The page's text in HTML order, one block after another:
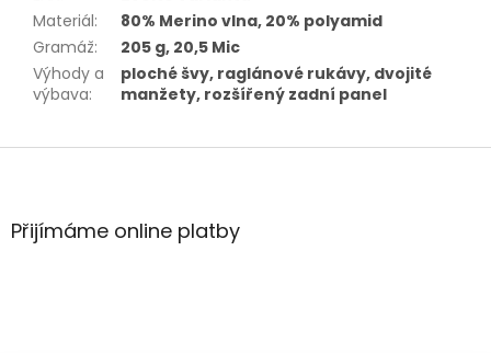
Materiál:
80% Merino vlna, 20% polyamid
Gramáž:
205 g, 20,5 Mic
Výhody a
výbava:
ploché švy, raglánové rukávy, dvojité
manžety, rozšířený zadní panel
Z
aPřijímáme online platby